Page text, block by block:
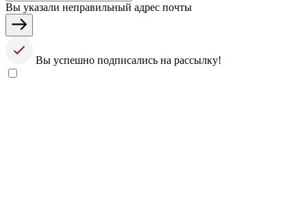
Вы указали неправильный адрес почты
Вы успешно подписались на рассылку!